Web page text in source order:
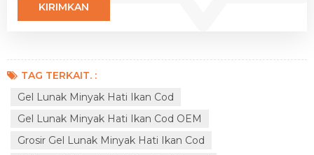
TAG TERKAIT. :
Gel Lunak Minyak Hati Ikan Cod
Gel Lunak Minyak Hati Ikan Cod OEM
Grosir Gel Lunak Minyak Hati Ikan Cod